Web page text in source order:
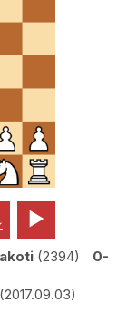

2394
0-
2017.09.03